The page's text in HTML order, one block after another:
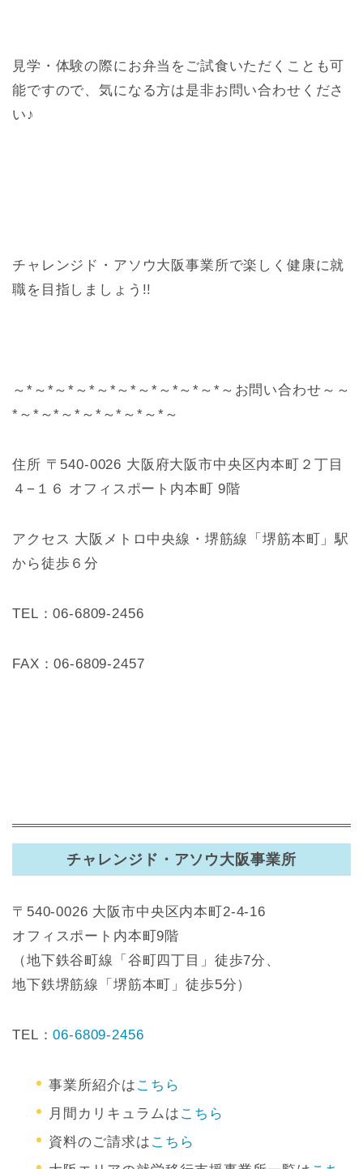
見学・体験の際にお弁当をご試食いただくことも可
能ですので、気になる方は是非お問い合わせくださ
い♪
チャレンジド・アソウ大阪事業所で楽しく健康に就
職を目指しましょう!!
～*～*～*～*～*～*～*～*～*～*～お問い合わせ～～
*～*～*～*～*～*～*～*～
住所 〒540-0026 大阪府大阪市中央区内本町２丁目
４−１６ オフィスポート内本町 9階
アクセス 大阪メトロ中央線・堺筋線「堺筋本町」駅
から徒歩６分
TEL：06-6809-2456
FAX：06-6809-2457
チャレンジド・アソウ大阪事業所
〒540-0026 大阪市中央区内本町2-4-16
オフィスポート内本町9階
（地下鉄谷町線「谷町四丁目」徒歩7分、
地下鉄堺筋線「堺筋本町」徒歩5分）
TEL：06-6809-2456
事業所紹介は こちら
月間カリキュラムは こちら
資料のご請求は こちら